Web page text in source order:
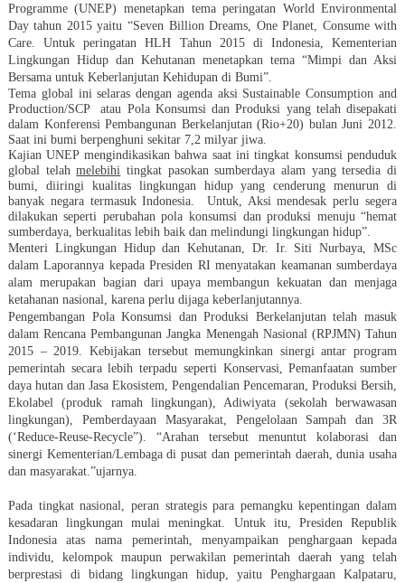
Programme (UNEP) menetapkan tema peringatan World Environmental
Day tahun 2015 yaitu “Seven Billion Dreams, One Planet, Consume with
Care. Untuk peringatan HLH Tahun 2015 di Indonesia, Kementerian
Lingkungan Hidup dan Kehutanan menetapkan tema “Mimpi dan Aksi
Bersama untuk Keberlanjutan Kehidupan di Bumi”.
Tema global ini selaras dengan agenda aksi Sustainable Consumption and
Production/SCP atau Pola Konsumsi dan Produksi yang telah disepakati
dalam Konferensi Pembangunan Berkelanjutan (Rio+20) bulan Juni 2012.
Saat ini bumi berpenghuni sekitar 7,2 milyar jiwa.
Kajian UNEP mengindikasikan bahwa saat ini tingkat konsumsi penduduk
global telahmelebihi tingkat pasokan sumberdaya alam yang tersedia di
bumi, diiringi kualitas lingkungan hidup yang cenderung menurun di
banyak negara termasuk Indonesia. Untuk, Aksi mendesak perlu segera
dilakukan seperti perubahan pola konsumsi dan produksi menuju “hemat
sumberdaya, berkualitas lebih baik dan melindungi lingkungan hidup”.
Menteri Lingkungan Hidup dan Kehutanan, Dr. Ir. Siti Nurbaya, MSc
dalam Laporannya kepada Presiden RI menyatakan keamanan sumberdaya
alam merupakan bagian dari upaya membangun kekuatan dan menjaga
ketahanan nasional, karena perlu dijaga keberlanjutannya.
Pengembangan Pola Konsumsi dan Produksi Berkelanjutan telah masuk
dalam Rencana Pembangunan Jangka Menengah Nasional (RPJMN) Tahun
2015 – 2019. Kebijakan tersebut memungkinkan sinergi antar program
pemerintah secara lebih terpadu seperti Konservasi, Pemanfaatan sumber
daya hutan dan Jasa Ekosistem, Pengendalian Pencemaran, Produksi Bersih,
Ekolabel (produk ramah lingkungan), Adiwiyata (sekolah berwawasan
lingkungan), Pemberdayaan Masyarakat, Pengelolaan Sampah dan 3R
(‘Reduce-Reuse-Recycle”). “Arahan tersebut menuntut kolaborasi dan
sinergi Kementerian/Lembaga di pusat dan pemerintah daerah, dunia usaha
dan masyarakat.”ujarnya.
Pada tingkat nasional, peran strategis para pemangku kepentingan dalam
kesadaran lingkungan mulai meningkat. Untuk itu, Presiden Republik
Indonesia atas nama pemerintah, menyampaikan penghargaan kepada
individu, kelompok maupun perwakilan pemerintah daerah yang telah
berprestasi di bidang lingkungan hidup, yaitu Penghargaan Kalpataru,